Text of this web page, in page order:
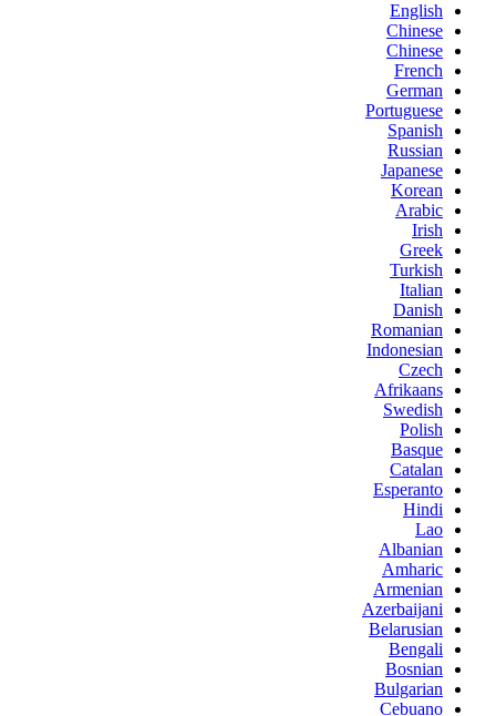
English
Chinese
Chinese
French
German
Portuguese
Spanish
Russian
Japanese
Korean
Arabic
Irish
Greek
Turkish
Italian
Danish
Romanian
Indonesian
Czech
Afrikaans
Swedish
Polish
Basque
Catalan
Esperanto
Hindi
Lao
Albanian
Amharic
Armenian
Azerbaijani
Belarusian
Bengali
Bosnian
Bulgarian
Cebuano